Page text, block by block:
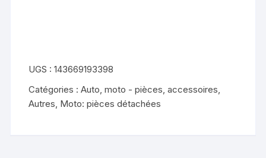
a
89
97
UGS :143669193398
Catégories :Auto, moto - pièces, accessoires
Autres Moto: pièces détachées